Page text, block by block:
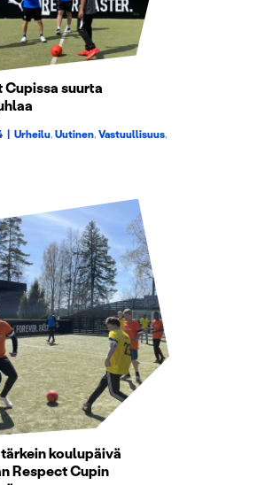
Cupissa suurta
| Urheilu,Uutinen,Vastuullisuus,
koulupäivä
Respect Cupin